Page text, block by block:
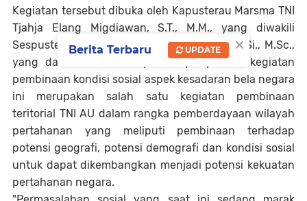
Kegiatan tersebut dibuka oleh Kapusterau Marsma TNI
Tjahja Elang Migdiawan, S.T., M.M., yang diwakili
Sespusterau Kolonel Sus Kristian Suseno, S.Si., M.Sc.,
yang dalam sambutannya menyampaikan, kegiatan
pembinaan kondisi sosial aspek kesadaran bela negara
ini merupakan salah satu kegiatan pembinaan
teritorial TNI AU dalam rangka pemberdayaan wilayah
pertahanan yang meliputi pembinaan terhadap
potensi geografi, potensi demografi dan kondisi sosial
untuk dapat dikembangkan menjadi potensi kekuatan
pertahanan negara.
×
Berita Terbaru UPDATE